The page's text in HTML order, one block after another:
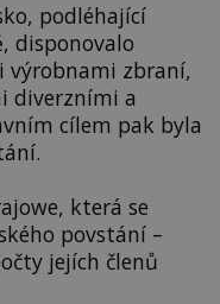
podléhající
disponovalo
výrobnami zbraní,
diverzními a
cílem pak byla
která se
povstání –
jejích členů